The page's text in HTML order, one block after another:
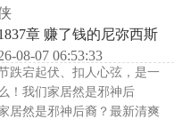
章 赚了钱的尼弥西斯
08-07 06:53:33
跌宕起伏、扣人心弦，是一
！我们家居然是邪神后
居然是邪神后裔？最新清爽